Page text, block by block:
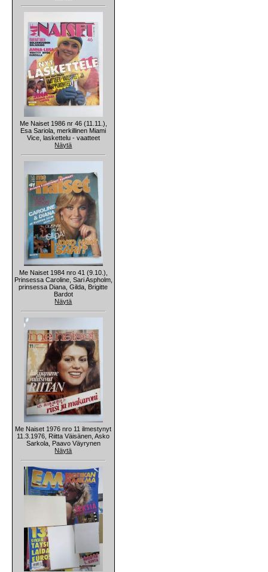
Me Naiset 1986 nr 46 (11.11.),
Esa Sariola, merkillinen Miami
Vice, laskettelu - vaatteet
Näytä
Me Naiset 1984 nro 41 (9.10.),
Prinsessa Caroline, Sari Aspholm,
prinsessa Diana, Gilda, Brigitte
Bardot
Näytä
Me Naiset 1976 nro 11 ilmestynyt
11.3.1976, Riitta Väisänen, Asko
Sarkola, Paavo Väyrynen
Näytä